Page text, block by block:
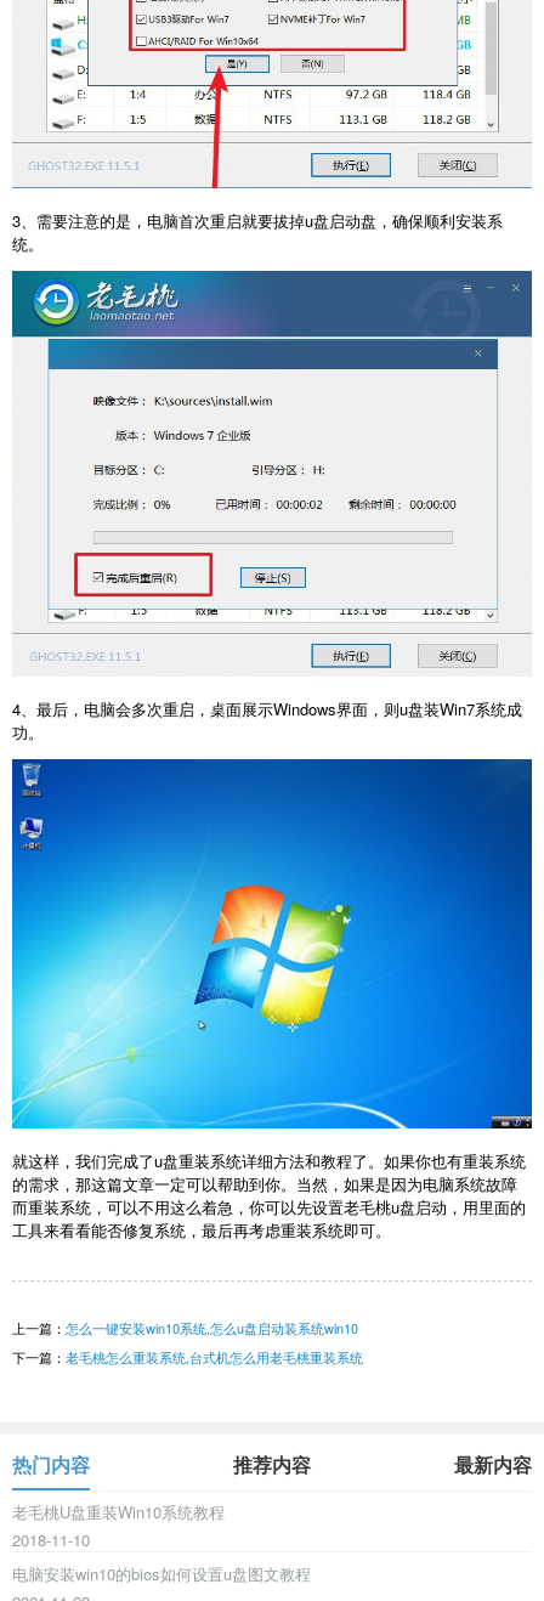
3、需要注意的是，电脑首次重启就要拔掉u盘启动盘，确保顺利安装系
统。
4、最后，电脑会多次重启，桌面展示Windows界面，则u盘装Win7系统成
功。
就这样，我们完成了u盘重装系统详细方法和教程了。如果你也有重装系统
的需求，那这篇文章一定可以帮助到你。当然，如果是因为电脑系统故障
而重装系统，可以不用这么着急，你可以先设置老毛桃u盘启动，用里面的
工具来看看能否修复系统，最后再考虑重装系统即可。
上一篇： 怎么一键安装win10系统,怎么u盘启动装系统win10
下一篇： 老毛桃怎么重装系统,台式机怎么用老毛桃重装系统
热门内容 推荐内容 最新内容
老毛桃U盘重装Win10系统教程
2018-11-10
电脑安装win10的bios如何设置u盘图文教程